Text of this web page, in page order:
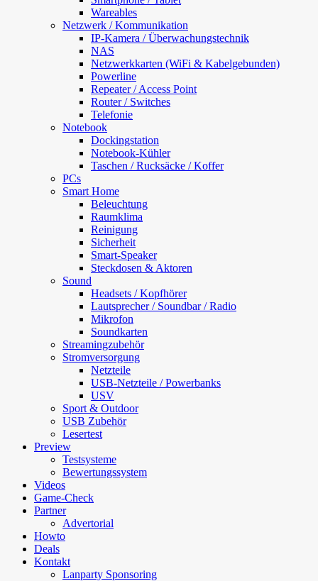
Wareables
Netzwerk / Kommunikation
IP-Kamera / Überwachungstechnik
NAS
Netzwerkkarten (WiFi & Kabelgebunden)
Powerline
Repeater / Access Point
Router / Switches
Telefonie
Notebook
Dockingstation
Notebook-Kühler
Taschen / Rucksäcke / Koffer
PCs
Smart Home
Beleuchtung
Raumklima
Reinigung
Sicherheit
Smart-Speaker
Steckdosen & Aktoren
Sound
Headsets / Kopfhörer
Lautsprecher / Soundbar / Radio
Mikrofon
Soundkarten
Streamingzubehör
Stromversorgung
Netzteile
USB-Netzteile / Powerbanks
USV
Sport & Outdoor
USB Zubehör
Lesertest
Preview
Testsysteme
Bewertungssystem
Videos
Game-Check
Partner
Advertorial
Howto
Deals
Kontakt
Lanparty Sponsoring